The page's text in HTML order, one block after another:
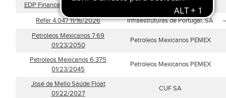
EDP Finance BV 1.5 11/22/2027
Refer 4.047 11/16/2026
Infraestruturas de Portugal, SA
Petroleos Mexicanos 7.69
01/23/2050
Petroleos Mexicanos PEMEX
Petroleos Mexicanos 6.375
01/23/2045
Petroleos Mexicanos PEMEX
José de Mello Saúde Float
01/22/2027
CUF SA